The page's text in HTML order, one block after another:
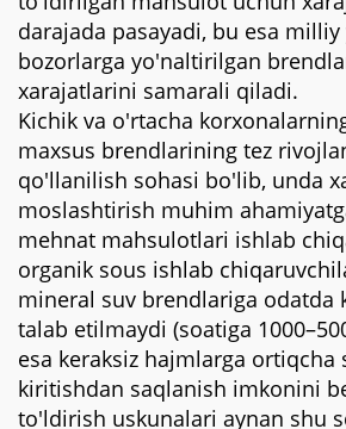
darajada pasayadi, bu esa
bozorlarga yo'naltirilgan
xarajatlarini samarali qiladi.
Kichik va o'rtacha
maxsus brendlarining tez
qo'llanilish sohasi bo'lib, unda
moslashtirish muhim
mehnat mahsulotlari ishlab
organik sous ishlab
mineral suv brendlariga odatda
talab etilmaydi (soatiga
esa keraksiz hajmlarga ortiqcha
kiritishdan saqlanish imkonini
to'ldirish uskunalari aynan shu